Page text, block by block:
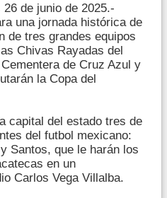
de junio de 2025.-
una jornada histórica de
de tres grandes equipos
Chivas Rayadas del
de Cruz Azul y
la Copa del
capital del estado tres de
del futbol mexicano:
Santos, que le harán los
en un
Carlos Vega Villalba.